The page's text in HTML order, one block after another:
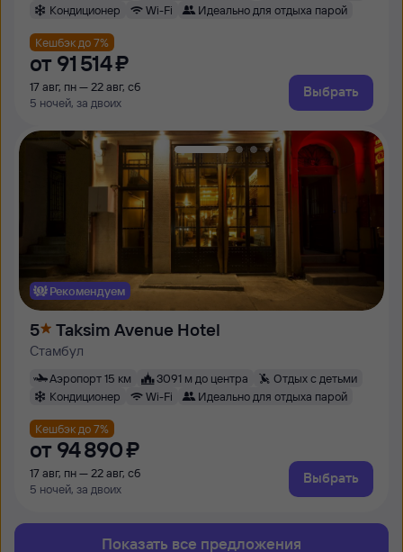
Кондиционер
Wi-Fi Идеально для отдыха парой
Кешбэк до 7%
от 91 ⁠514 ⁠₽
17 авг, пн — 22 авг, сб
5 ночей, за двоих
Выбрать
Рекомендуем
5 Taksim Avenue Hotel
Стамбул
Аэропорт 15 км 3091 м до центра
Отдых с детьми
Кондиционер
Wi-Fi Идеально для отдыха парой
Кешбэк до 7%
от 94 ⁠890 ⁠₽
17 авг, пн — 22 авг, сб
5 ночей, за двоих
Выбрать
Показать все предложения